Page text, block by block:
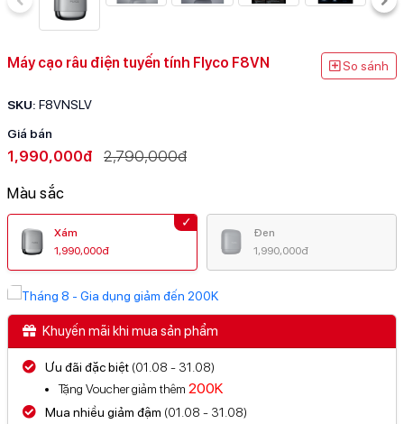
Máy cạo râu điện tuyến tính Flyco F8VN So sánh
SKU: F8VNSLV
Giá bán
1,990,000đ 2,790,000đ
Màu sắc
Xám
1,990,000đ
Đen
1,990,000đ
Khuyến mãi khi mua sản phẩm
Ưu đãi đặc biệt (01.08 - 31.08)
Tặng Voucher giảm thêm 200K
Mua nhiều giảm đậm (01.08 - 31.08)